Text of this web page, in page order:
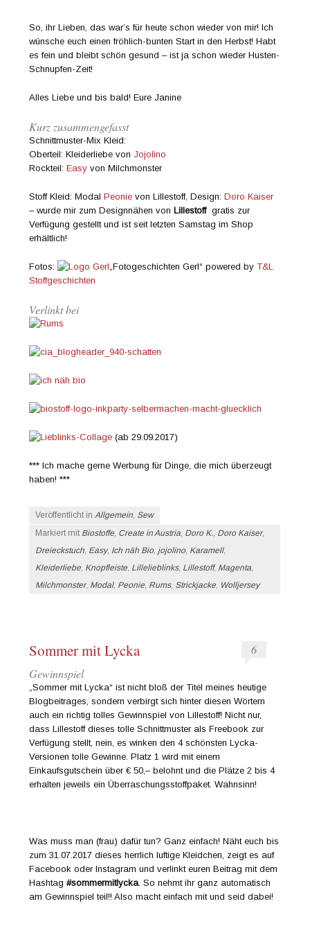
So, ihr Lieben, das war’s für heute schon wieder von mir! Ich
wünsche euch einen fröhlich-bunten Start in den Herbst! Habt
es fein und bleibt schön gesund – ist ja schon wieder Husten-
Schnupfen-Zeit!
Alles Liebe und bis bald! Eure Janine
Kurz zusammengefasst
Schnittmuster-Mix Kleid:
Oberteil: Kleiderliebe von Jojolino
Rockteil:Easy von Milchmonster
Stoff Kleid: ModalPeonie von Lillestoff, Design:Doro Kaiser
– wurde mir zum Designnähen von Lillestoffgratis zur
Verfügung gestellt und ist seit letzten Samstag im Shop
erhältlich!
Fotos: „Fotogeschichten Gerl“ powered byT&L
Stoffgeschichten
Verlinkt bei
(ab 29.09.2017)
*** Ich mache gerne Werbung für Dinge, die mich überzeugt
haben! ***
Veröffentlicht in Allgemein Sew
Markiert mit Biostoffe Create in Austria Doro K. Doro Kaiser,
Dreieckstuch Easy, Ich näh Bio jojolino Karamell,
Kleiderliebe Knopfleiste Lillelieblinks, Lillestoff, Magenta
Milchmonster, Modal, Peonie Rums, Strickjacke Wolljersey
Sommer mit Lycka
6
Gewinnspiel
„Sommer mit Lycka“ ist nicht bloß der Titel meines heutige
Blogbeitrages, sondern verbirgt sich hinter diesen Wörtern
auch ein richtig tolles Gewinnspiel von Lillestoff! Nicht nur,
dass Lillestoff dieses tolle Schnittmuster als Freebook zur
Verfügung stellt, nein, es winken den 4 schönsten Lycka-
Versionen tolle Gewinne. Platz 1 wird mit einem
Einkaufsgutschein über € 50,– belohnt und die Plätze 2 bis 4
erhalten jeweils ein Überraschungsstoffpaket. Wahnsinn!
Was muss man (frau) dafür tun? Ganz einfach! Näht euch bis
zum 31.07.2017 dieses herrlich luftige Kleidchen, zeigt es auf
Facebook oder Instagram und verlinkt euren Beitrag mit dem
Hashtag#sommermitlycka. So nehmt ihr ganz automatisch
am Gewinnspiel teil!! Also macht einfach mit und seid dabei!